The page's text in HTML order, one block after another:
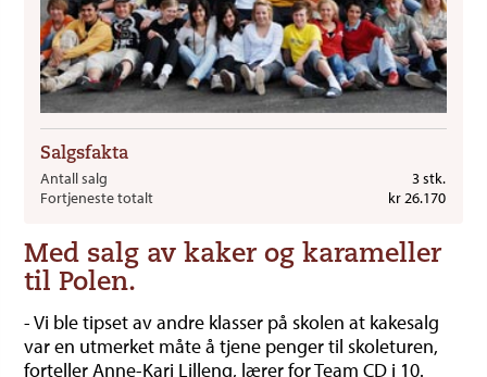
Salgsfakta
Antall salg
3 stk.
Fortjeneste totalt
kr 26.170
Med salg av kaker og karameller
til Polen.
- Vi ble tipset av andre klasser på skolen at kakesalg
var en utmerket måte å tjene penger til skoleturen,
forteller Anne-Kari Lilleng, lærer for Team CD i 10.